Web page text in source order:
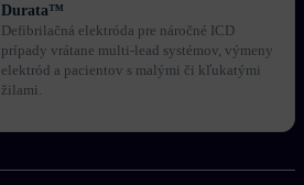
Durata™
Defibrilačná elektróda pre náročné ICD
prípady vrátane multi-lead systémov, výmeny
elektród a pacientov s malými či kľukatými
žilami.